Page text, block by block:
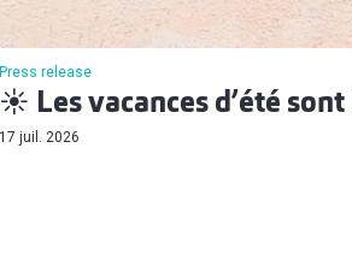
Press release
☀️ Les vacances d’été sont
17 juil. 2026